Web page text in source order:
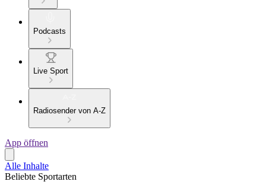
Podcasts
Live Sport
Radiosender von A-Z
App öffnen
Alle Inhalte
Beliebte Sportarten